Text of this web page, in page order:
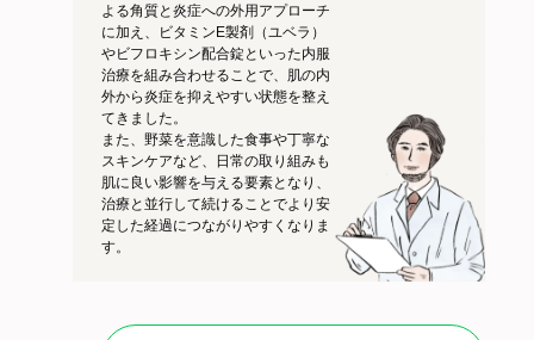
よる角質と炎症への外用アプローチ
に加え、ビタミンE製剤（ユベラ）
やビフロキシン配合錠といった内服
治療を組み合わせることで、肌の内
外から炎症を抑えやすい状態を整え
てきました。
また、野菜を意識した食事や丁寧な
スキンケアなど、日常の取り組みも
肌に良い影響を与える要素となり、
治療と並行して続けることでより安
定した経過につながりやすくなりま
す。